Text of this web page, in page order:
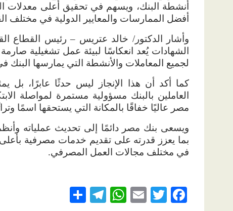
أنشطة البنك، ويسهم في تحقيق أعلى معدلات
أفضل الممارسات والمعايير الدولية في مختلف
وأشار الدكتور/ خالد عتريس – رئيس
الشهادات يُعد انعكاسًا لبيئة عمل تشغيلية
لجميع المعاملات والأنشطة التي يمارسها
كما أكد أن هذا الإنجاز ليس حدثًا عابرًا،
العاملين بالبنك مسؤولية مستمرة لمواصلة
مصر عاليًا خفاقًا بالمكانة التي يستحقها اسمًا
ويسعى بنك مصر دائمًا إلى تحديث عملياته
بما يعزز قدرته على تقديم خدمات مصرفية بأعلى
في مختلف مجالات العمل المصرفي.
F
T
E
W
T